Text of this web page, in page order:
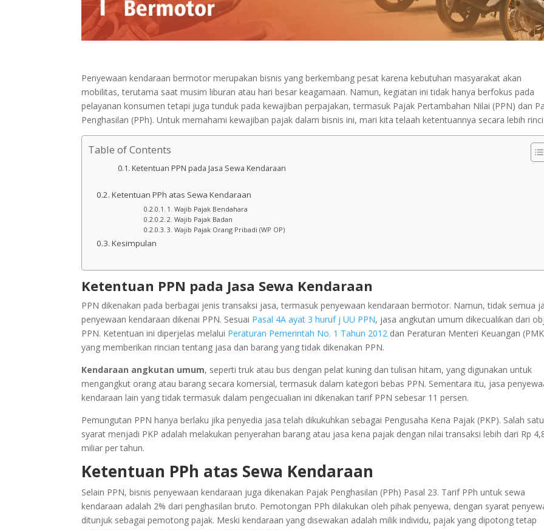
Penyewaan kendaraan bermotor merupakan bisnis yang berkembang pesat karena kebutuhan masyarakat akan
mobilitas, terutama saat musim liburan atau hari besar keagamaan. Namun, kegiatan ini tidak hanya berfokus pada
pelayanan konsumen tetapi juga tunduk pada kewajiban perpajakan, termasuk Pajak Pertambahan Nilai (PPN) dan
Penghasilan (PPh). Untuk memahami kewajiban pajak dalam bisnis ini, mari kita telaah ketentuannya secara lebih
Table of Contents
Ketentuan PPN pada Jasa Sewa Kendaraan
Ketentuan PPh atas Sewa Kendaraan
1. Wajib Pajak Bendahara
2. Wajib Pajak Badan
3. Wajib Pajak Orang Pribadi (WP OP)
Kesimpulan
Ketentuan PPN pada Jasa Sewa Kendaraan
PPN dikenakan pada berbagai jenis transaksi jasa, termasuk penyewaan kendaraan bermotor. Namun, tidak semua
penyewaan kendaraan dikenai PPN. Sesuai Pasal 4A ayat 3 huruf j UU PPN, jasa angkutan umum dikecualikan dari
PPN. Ketentuan ini diperjelas melalui Peraturan Pemerintah No. 1 Tahun 2012 dan Peraturan Menteri Keuangan
yang memberikan rincian tentang jasa dan barang yang tidak dikenakan PPN.
Kendaraan angkutan umum, seperti truk atau bus dengan pelat kuning dan tulisan hitam, yang digunakan untuk
mengangkut orang atau barang secara komersial, termasuk dalam kategori bebas PPN. Sementara itu, jasa
kendaraan lain yang tidak termasuk dalam pengecualian ini dikenakan tarif PPN sebesar 11 persen.
Pemungutan PPN hanya berlaku jika penyedia jasa telah dikukuhkan sebagai Pengusaha Kena Pajak (PKP). Salah satu
syarat menjadi PKP adalah melakukan penyerahan barang atau jasa kena pajak dengan nilai transaksi lebih dari Rp
miliar per tahun.
Ketentuan PPh atas Sewa Kendaraan
Selain PPN, bisnis penyewaan kendaraan juga dikenakan Pajak Penghasilan (PPh) Pasal 23. Tarif PPh untuk sewa
kendaraan adalah 2% dari penghasilan bruto. Pemotongan PPh dilakukan oleh pihak penyewa, dengan syarat
ditunjuk sebagai pemotong pajak. Meski kendaraan yang disewakan adalah milik individu, pajak yang dipotong tetap